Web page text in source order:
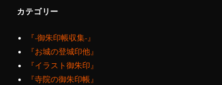
カテゴリー
『‐御朱印帳収集‐』
『お城の登城印他』
『イラスト御朱印』
『寺院の御朱印帳』